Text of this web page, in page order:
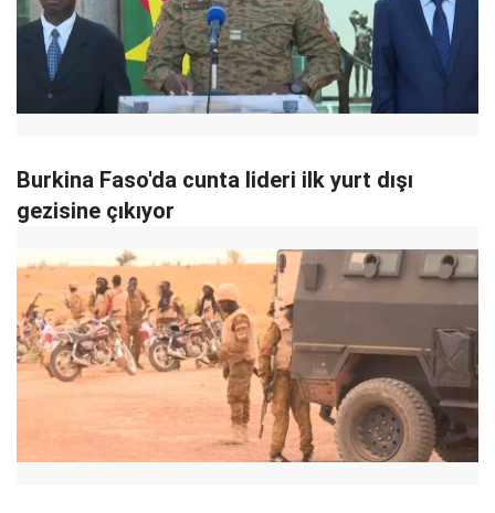
Burkina Faso'da cunta lideri ilk yurt dışı
gezisine çıkıyor